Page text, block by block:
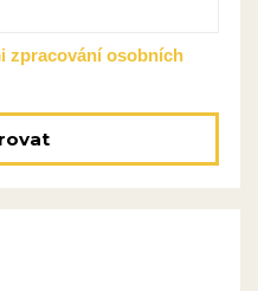
zpracování osobních